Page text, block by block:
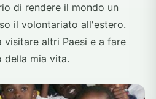
di rendere il mondo un
il volontariato all'estero.
visitare altri Paesi e a fare
mia vita.